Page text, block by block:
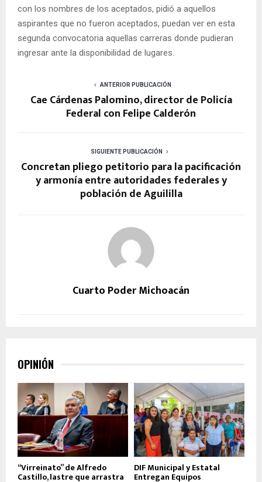
con los nombres de los aceptados, pidió a aquellos
aspirantes que no fueron aceptados, puedan ver en esta
segunda convocatoria aquellas carreras donde pudieran
ingresar ante la disponibilidad de lugares.
ANTERIOR PUBLICACIÓN
Cae Cárdenas Palomino, director de Policía
Federal con Felipe Calderón
SIGUIENTE PUBLICACIÓN
Concretan pliego petitorio para la pacificación
y armonía entre autoridades federales y
población de Aguililla
Cuarto Poder Michoacán
OPINIÓN
“Virreinato” de Alfredo
Castillo, lastre que arrastra
DIF Municipal y Estatal
Entregan Equipos